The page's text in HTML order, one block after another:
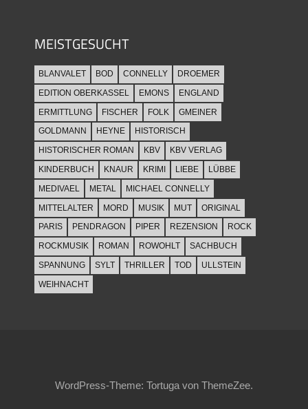
MEISTGESUCHT
BLANVALET BOD CONNELLY
DROEMER
EDITION OBERKASSEL
EMONS
ENGLAND
ERMITTLUNG
FISCHER FOLK
GMEINER
GOLDMANN
HEYNE
HISTORISCH
HISTORISCHER ROMAN
KBV
KBV VERLAG
KINDERBUCH
KNAUR KRIMI LIEBE
LÜBBE
MEDIVAEL
METAL
MICHAEL CONNELLY
MITTELALTER
MORD MUSIK MUT
ORIGINAL
PARIS
PENDRAGON PIPER REZENSION
ROCK
ROCKMUSIK
ROMAN ROWOHLT
SACHBUCH
SPANNUNG
SYLT THRILLER TOD
ULLSTEIN
WEIHNACHT
WordPress-Theme: Tortuga von ThemeZee.